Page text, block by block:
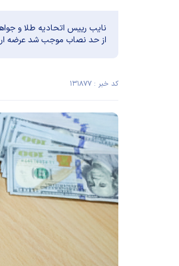
نایب رییس اتحادیه طلا و
از حد نصاب موجب شد عرضه
کد خبر : ۱۳۱۸۷۷